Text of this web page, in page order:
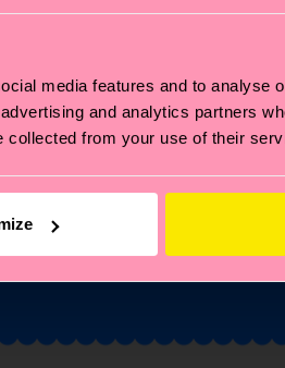
media features and to analyse
and analytics partners
collected from your use of their
subito il 10% di sconto* e tutte le
più frizzanti!
valido su Special Editions o articoli in